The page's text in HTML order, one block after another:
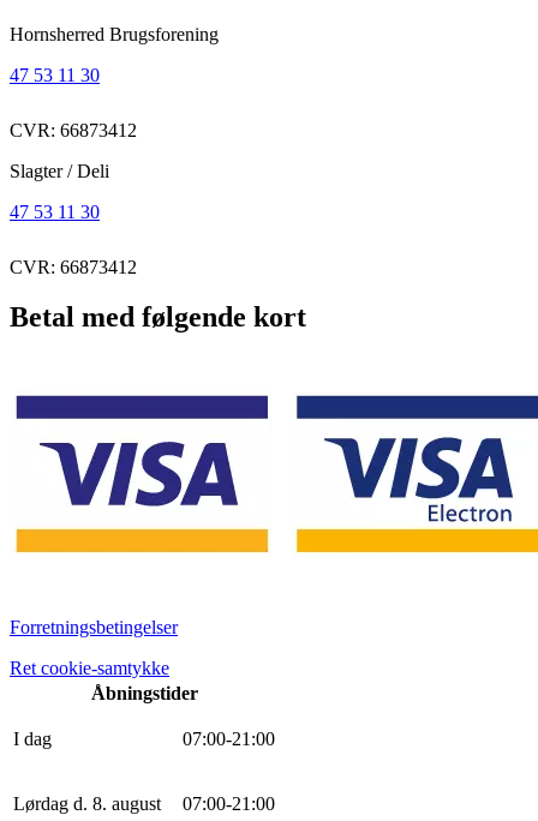
Hornsherred Brugsforening
47 53 11 30
CVR: 66873412
Slagter / Deli
47 53 11 30
CVR: 66873412
Betal med følgende kort
Forretningsbetingelser
Ret cookie-samtykke
Åbningstider
I dag 07:00-21 :00
Lørdag d. 8. august 07:00-21 :00